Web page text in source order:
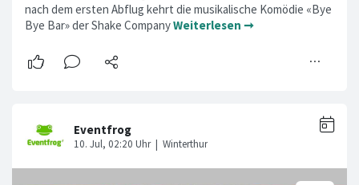
nach dem ersten Abflug kehrt die musikalische Komödie «Bye
Bye Bar» der Shake CompanyWeiterlesen ➞